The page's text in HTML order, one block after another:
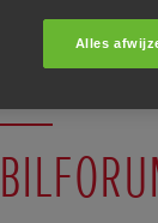
Alles